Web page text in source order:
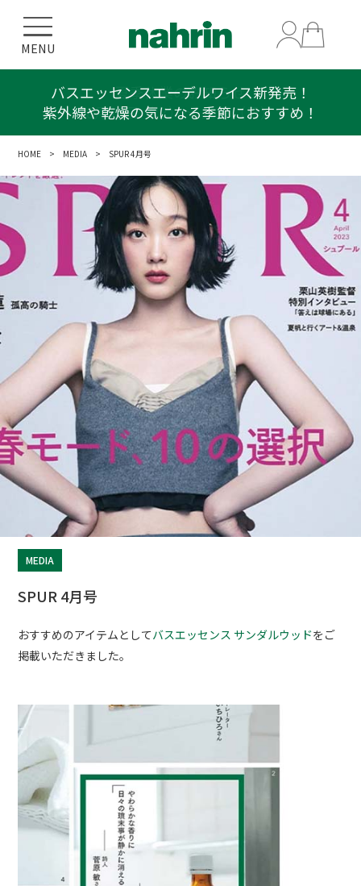
MENU
バスエッセンスエーデルワイス新発売！
紫外線や乾燥の気になる季節におすすめ！
HOME > MEDIA > SPUR 4月号
MEDIA
SPUR 4月号
おすすめのアイテムとしてバスエッセンス サンダルウッドをご
掲載いただきました。